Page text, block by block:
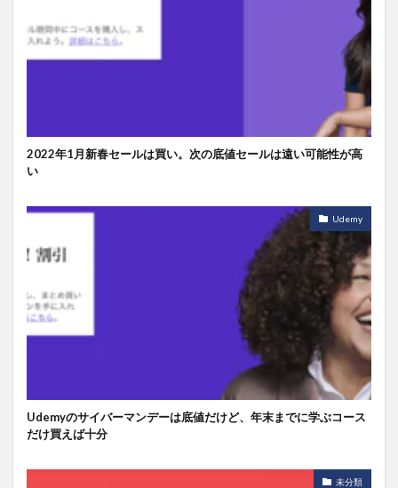
2022年1月新春セールは買い。次の底値セールは遠い可能性が高
い
Udemy
Udemyのサイバーマンデーは底値だけど、年末までに学ぶコース
だけ買えば十分
未分類